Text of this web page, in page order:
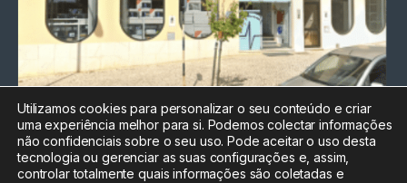
Chamada para a rede fixa
nacional
Electrónica:212
Utilizamos cookies para personalizar o seu conteúdo e criar
uma experiência melhor para si. Podemos colectar informações
não confidenciais sobre o seu uso. Pode aceitar o uso desta
tecnologia ou gerenciar as suas configurações e, assim,
controlar totalmente quais informações são coletadas e